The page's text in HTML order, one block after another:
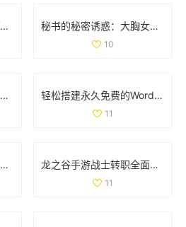
面膜双重美肤：胸口和下部位养护揭秘动图展示 秘书的秘密诱惑：大胸女性间的亲密互动与相互渴望
10
重温童年经典《口袋妖怪强进化2.5》，再续佩奇冒险之旅！ 轻松搭建永久免费的WordPress网站全攻略与实用技巧
11
免费看《向日葵》动漫的最佳途径和资源分享 龙之谷手游战士转职全面解析与职业强度对比
11